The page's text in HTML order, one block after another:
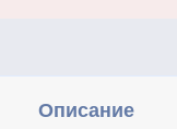
Описание